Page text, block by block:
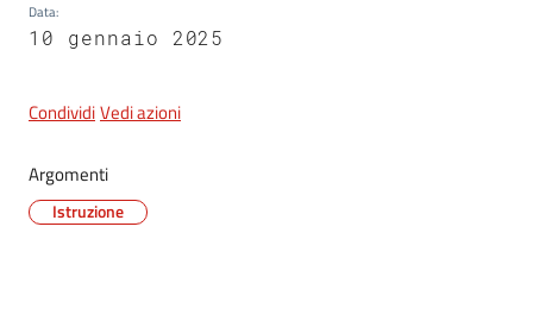
5x1000
on-
Tutti
gli
Data:
10 gennaio 2025
CondividiVedi azioni
Argomenti
Istruzione